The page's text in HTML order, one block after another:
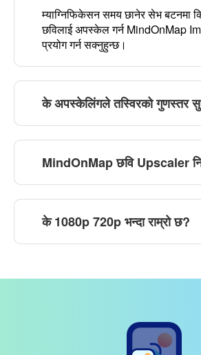
म्याग्निफिकेसन समय छानेर सेभ बटनमा
छविलाई अपस्केल गर्न MindOnMap
प्रयोग गर्न सक्नुहुन्छ।
के अपस्केलिंगले तस्विरको गुणस्तर
MindOnMap छवि Upscaler
के 1080p 720p भन्दा राम्रो छ?